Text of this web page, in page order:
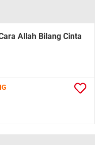
Allah Bilang Cinta